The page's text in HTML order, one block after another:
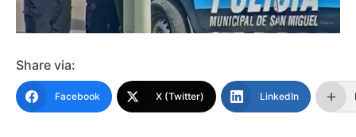
Share via:
Facebook X (Twitter) LinkedIn